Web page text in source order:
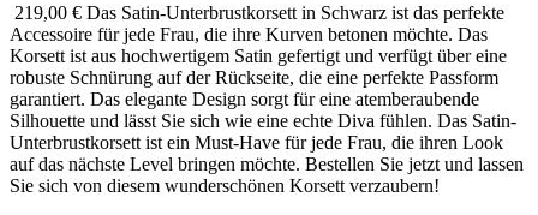
219,00 € Das Satin-Unterbrustkorsett in Schwarz ist das perfekte
Accessoire für jede Frau, die ihre Kurven betonen möchte. Das
Korsett ist aus hochwertigem Satin gefertigt und verfügt über eine
robuste Schnürung auf der Rückseite, die eine perfekte Passform
garantiert. Das elegante Design sorgt für eine atemberaubende
Silhouette und lässt Sie sich wie eine echte Diva fühlen. Das Satin-
Unterbrustkorsett ist ein Must-Have für jede Frau, die ihren Look
auf das nächste Level bringen möchte. Bestellen Sie jetzt und lassen
Sie sich von diesem wunderschönen Korsett verzaubern!